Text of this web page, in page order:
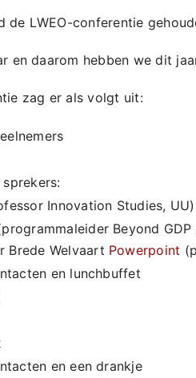
de LWEO-conferentie
en daarom hebben we dit
zag er als volgt uit:
Innovation Studies,
Beyond
Brede Welvaart Powerpoint
en lunchbuffet
en een drankje